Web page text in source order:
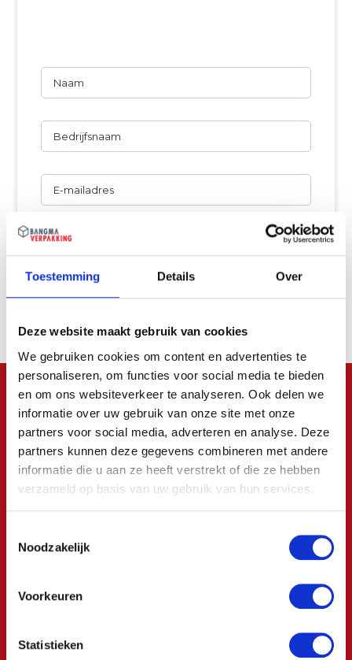
Toestemming Details Over
Deze website maakt gebruik van cookies
We gebruiken cookies om content en advertenties te
personaliseren, om functies voor social media te bieden
en om ons websiteverkeer te analyseren. Ook delen we
informatie over uw gebruik van onze site met onze
partners voor social media, adverteren en analyse. Deze
partners kunnen deze gegevens combineren met andere
informatie die u aan ze heeft verstrekt of die ze hebben
verzameld op basis van uw gebruik van hun services.
Noodzakelijk
Voorkeuren
Statistieken
Naam
Bedrijfsnaam
E-
mailadres
Telefoon
Uw
vraag